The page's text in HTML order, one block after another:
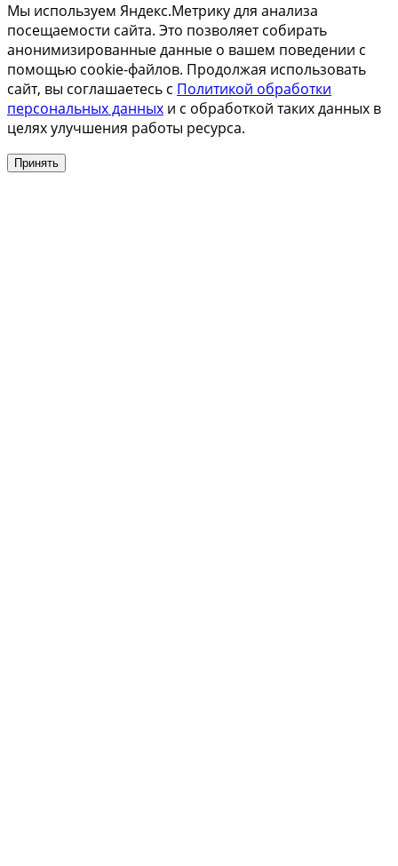
Мы используем Яндекс.Метрику для анализа
посещаемости сайта. Это позволяет собирать
анонимизированные данные о вашем поведении с
помощью cookie-файлов. Продолжая использовать
сайт, вы соглашаетесь с Политикой обработки
персональных данных и с обработкой таких данных в
целях улучшения работы ресурса.
Принять